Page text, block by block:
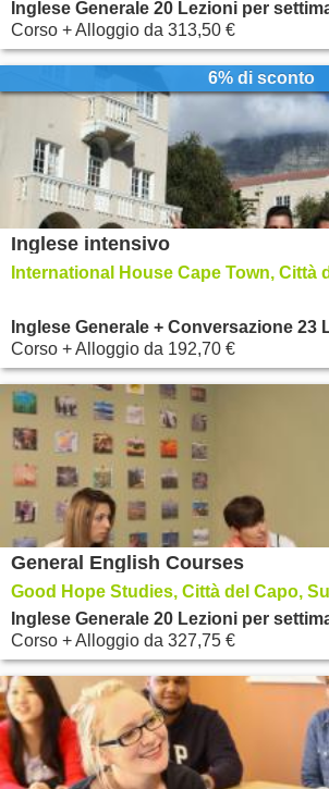
Inglese Generale 20 Lezioni per
Corso + Alloggio da 313,50 €
6% di sconto
Inglese intensivo
International House Cape Town, Città
Inglese Generale + Conversazione 23
Corso + Alloggio da 192,70 €
General English Courses
Good Hope Studies, Città del Capo,
Inglese Generale 20 Lezioni per
Corso + Alloggio da 327,75 €